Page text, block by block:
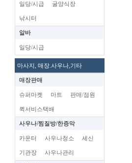
일당/시급 굴양식장
낚시터
알바
일당/시급
마사지, 매장.사우나,기타
매장판매
슈퍼마켓 마트 판매/점원
퀵서비스택배
사우나/찜질방/한증막
카운터 사우나청소 세신
기관장 사우나관리